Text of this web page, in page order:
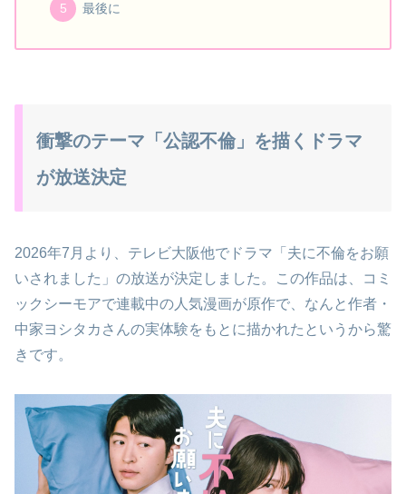
最後に
衝撃のテーマ「公認不倫」を描くドラマ
が放送決定
2026年7月より、テレビ大阪他でドラマ「夫に不倫をお願
いされました」の放送が決定しました。この作品は、コミ
ックシーモアで連載中の人気漫画が原作で、なんと作者・
中家ヨシタカさんの実体験をもとに描かれたというから驚
きです。